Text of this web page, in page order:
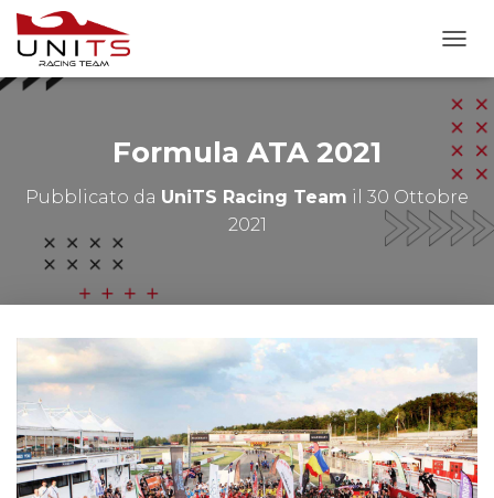
A
V
A
Z
O
N
O
E
Formula ATA 2021
Pubblicato da UniTS Racing Team il 30 Ottobre
2021